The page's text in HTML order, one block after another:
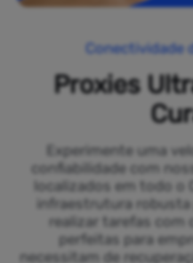
Conectividade
Proxies
Experimente uma
confiabilidade com
localizados em todo o
infraestrutura robusta
realizar tarefas com
perfeitas para
necessitam de